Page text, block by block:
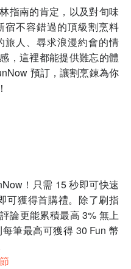
指南的肯定，以及對旬味
不容錯過的頂級割烹料
人、尋求浪漫約會的情
，這裡都能提供難忘的體
預訂，讓割烹錬為你
！只需 15 秒即可快速
可獲得首購禮。除了刷指
論更能累積最高 3% 無上
筆最高可獲得 30 Fun 幣